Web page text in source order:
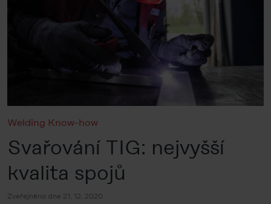
Welding Know-how
Svařování TIG: nejvyšší
kvalita spojů
Zveřejněno dne 21. 12. 2020